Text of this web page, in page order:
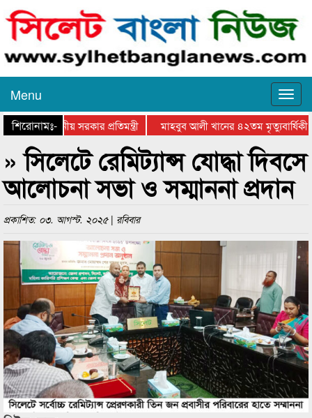
Menu
শিরোনামঃ-স্থানীয় সরকার প্রতিমন্ত্রী মাহবুব আলী খানের ৪২তম মৃত্যুবার্ষিকী
» সিলেটে রেমিট্যান্স যোদ্ধা দিবসে
আলোচনা সভা ও সম্মাননা প্রদান
প্রকাশিত: ০৩. আগস্ট. ২০২৫ | রবিবার